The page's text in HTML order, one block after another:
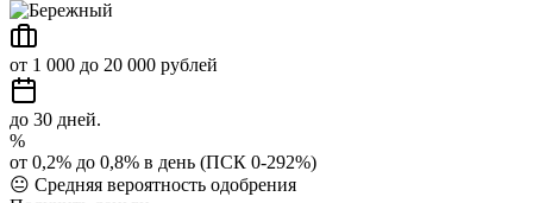
от 1 000 до 20 000 рублей
до 30 дней.
%
от 0,2% до 0,8% в день (ПСК 0-292%)
😐 Средняя вероятность одобрения